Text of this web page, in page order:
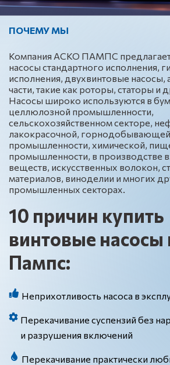
ПОЧЕМУ МЫ
Компания АСКО ПАМПС предлагает
насосы стандартного исполнения,
исполнения, двухвинтовые насосы,
части, такие как роторы, статоры и
Насосы широко используются в
целлюлозной промышленности,
сельскохозяйственном секторе,
лакокрасочной, горнодобывающей
промышленности, химической,
промышленности, в производстве
веществ, искусственных волокон,
материалов, виноделии и многих
промышленных секторах.
10 причин купить
винтовые насосы
Пампс:
Неприхотливость насоса в
Перекачивание суспензий без
и разрушения включений
Перекачивание практически